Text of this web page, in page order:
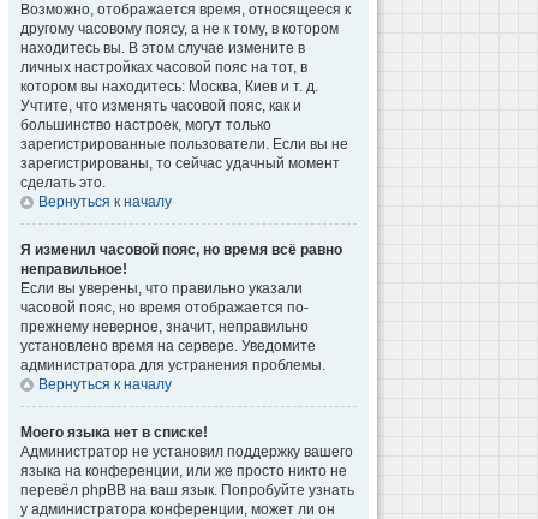
Возможно, отображается время, относящееся к
другому часовому поясу, а не к тому, в котором
находитесь вы. В этом случае измените в
личных настройках часовой пояс на тот, в
котором вы находитесь: Москва, Киев и т. д.
Учтите, что изменять часовой пояс, как и
большинство настроек, могут только
зарегистрированные пользователи. Если вы не
зарегистрированы, то сейчас удачный момент
сделать это.
Вернуться к началу
Я изменил часовой пояс, но время всё равно
неправильное!
Если вы уверены, что правильно указали
часовой пояс, но время отображается по-
прежнему неверное, значит, неправильно
установлено время на сервере. Уведомите
администратора для устранения проблемы.
Вернуться к началу
Моего языка нет в списке!
Администратор не установил поддержку вашего
языка на конференции, или же просто никто не
перевёл phpBB на ваш язык. Попробуйте узнать
у администратора конференции, может ли он